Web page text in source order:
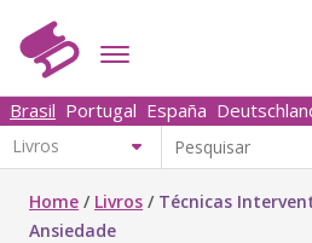
Brasil Portugal España
Home / Livros / Técnicas
Ansiedade